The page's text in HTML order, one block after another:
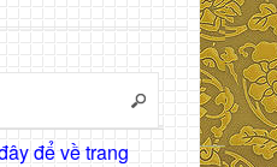
để về trang